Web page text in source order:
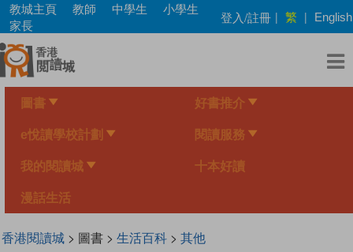
Skip
main
content
教城主頁 教師 中學生
小學生
家長
登入/註冊 | 繁 | English
圖書 好書推介
e悅讀學校計劃 閱讀服務
我的閱讀城 十本好讀
漫話生活
香港閱讀城> 圖書 > 生活百科> 其他